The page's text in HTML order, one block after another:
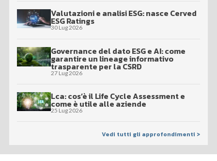
Valutazioni e analisi ESG: nasce Cerved
ESG Ratings
30 Lug 2026
Governance del dato ESG e AI: come
garantire un lineage informativo
trasparente per la CSRD
27 Lug 2026
Lca: cos’è il Life Cycle Assessment e
come è utile alle aziende
25 Lug 2026
Vedi tutti gli approfondimenti >